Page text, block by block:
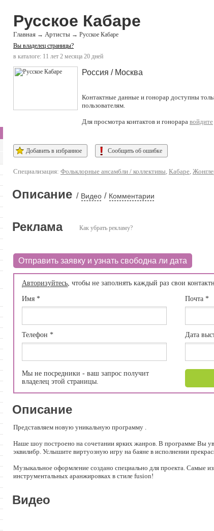
Русское Кабаре
Главная → Артисты → Русское Кабаре
Вы владелец страницы?
в каталоге: 11 лет 2 месяца 20 дней
Россия / Москва
Контактные данные и гонорар доступны
пользователям.
Для просмотра контактов и гонорара войдите
Добавить в избранное Сообщить об ошибке
Специализация: Фольклорные ансамбли / коллективы, Кабаре,
Описание / Видео / Комментарии
Как убрать рекламу?
Реклама
Отправить заявку и узнать свободна ли дата
Авторизуйтесь, чтобы не заполнять каждый раз свои
Имя *
Телефон *
Мы не посредники - ваш запрос получит
владелец этой страницы.
Почта*
Дата
Описание
Представляем новую уникальную программу .
Наше шоу построено на сочетании ярких жанров. В программе Вы
эквилибр. Услышите виртуозную игру на баяне в исполнении
Музыкальное оформление создано специально для проекта. Самые
инструментальных аранжировках в стиле fusion!
Великолепные костюмы, изумительная музыка и яркие идеи
подарить Вам радость и красоту!
Видео